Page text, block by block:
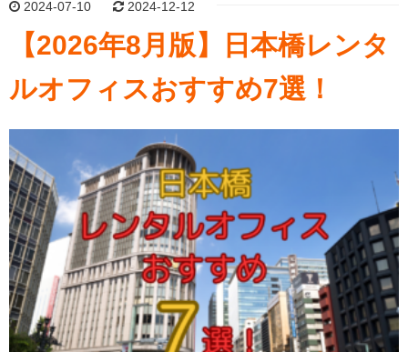
2024-07-10 2024-12-12
【2026年8月版】日本橋レンタ
ルオフィスおすすめ7選！